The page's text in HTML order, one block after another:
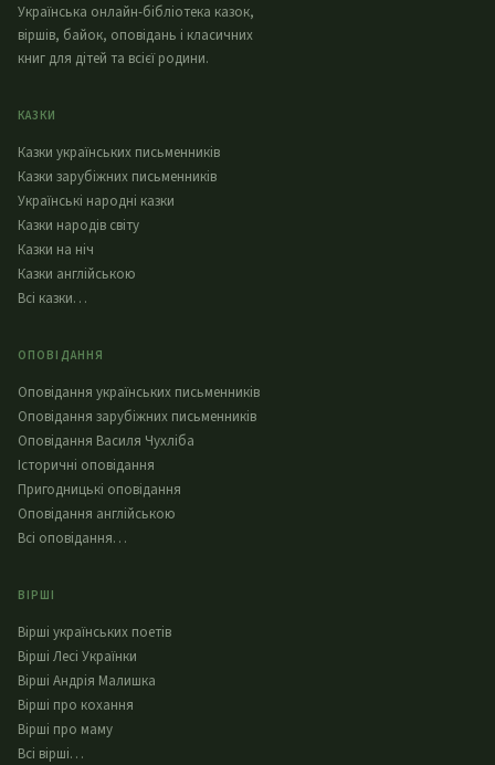
Українська онлайн-бібліотека казок,
віршів, байок, оповідань і класичних
книг для дітей та всієї родини.
КАЗКИ
Казки українських письменників
Казки зарубіжних письменників
Українські народні казки
Казки народів світу
Казки на ніч
Казки англійською
Всі казки…
ОПОВІДАННЯ
Оповідання українських письменників
Оповідання зарубіжних письменників
Оповідання Василя Чухліба
Історичні оповідання
Пригодницькі оповідання
Оповідання англійською
Всі оповідання…
ВІРШІ
Вірші українських поетів
Вірші Лесі Українки
Вірші Андрія Малишка
Вірші про кохання
Вірші про маму
Всі вірші…